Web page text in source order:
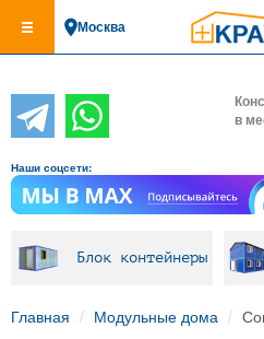
основному
Москва
в
Наши соцсети:
Блок контейнеры
Главная Модульные дома